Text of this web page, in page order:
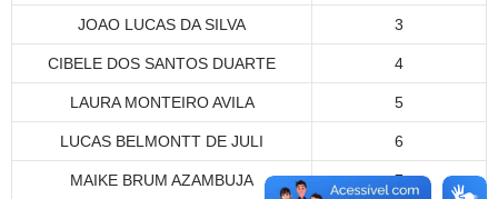
JOAO LUCAS DA SILVA 3
CIBELE DOS SANTOS DUARTE 4
LAURA MONTEIRO AVILA 5
LUCAS BELMONTT DE JULI 6
MAIKE BRUM AZAMBUJA 7